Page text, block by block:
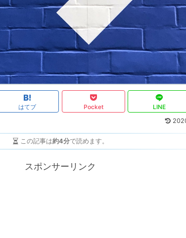
はてブ Pocket LINE
この記事は約4分で読めます。
スポンサーリンク